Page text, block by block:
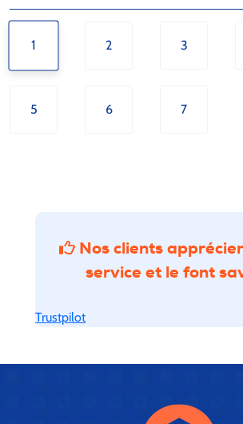
1 2 3
5 6 7
Nos clients
service et le font
Trustpilot